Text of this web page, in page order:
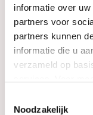
informatie over
partners voor
partners kunnen
informatie die u
verzameld op
Noodzakelijk
Heren Sieraden
SALE